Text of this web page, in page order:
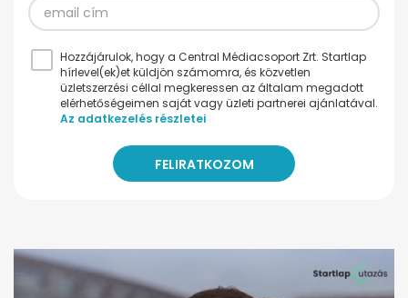
Hozzájárulok, hogy a Central Médiacsoport Zrt. Startlap
hírlevel(ek)et küldjön számomra, és közvetlen
üzletszerzési céllal megkeressen az általam megadott
elérhetőségeimen saját vagy üzleti partnerei ajánlatával.
Az adatkezelés részletei